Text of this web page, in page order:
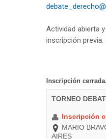
Actividad abierta
inscripción previa.